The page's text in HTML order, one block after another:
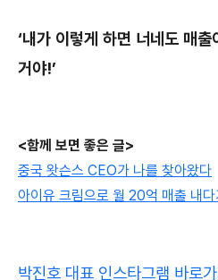
‘내가 이렇게 하면 너네도 매
거야!’
<함께 보면 좋은 글>
중국 왓슨스 CEO가 나를 찾아왔다
아이유 크림으로 월 20억 매출 내다
박진호 대표 인스타그램 바로가